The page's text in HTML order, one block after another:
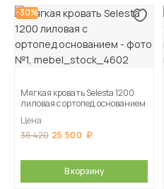
-30%
Мягкая кровать Selesta 1200
лиловая с ортопед.основанием
Цена
36 420 25 500
В корзину